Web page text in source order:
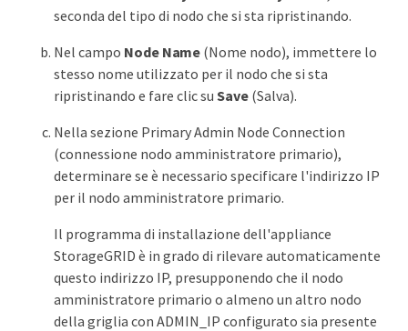
seconda del tipo di nodo che si sta ripristinando.
Nel campo Node Name (Nome nodo), immettere lo
stesso nome utilizzato per il nodo che si sta
ripristinando e fare clic su Save(Salva).
Nella sezione Primary Admin Node Connection
(connessione nodo amministratore primario),
determinare se è necessario specificare l'indirizzo IP
per il nodo amministratore primario.
Il programma di installazione dell'appliance
StorageGRID è in grado di rilevare automaticamente
questo indirizzo IP, presupponendo che il nodo
amministratore primario o almeno un altro nodo
della griglia con ADMIN_IP configurato sia presente